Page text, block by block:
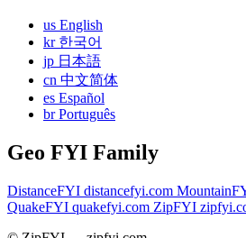
us English
kr 한국어
jp 日本語
cn 中文简体
es Español
br Português
Geo FYI Family
DistanceFYI distancefyi.com
QuakeFYI quakefyi.com ZipFYI